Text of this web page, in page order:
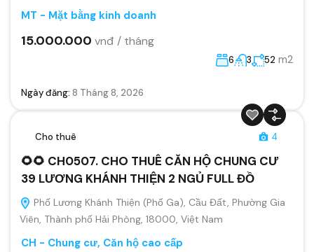
MT - Mặt bằng kinh doanh
15.000.000 vnđ / tháng
6 3 52 m2
Ngày đăng: 8 Tháng 8, 2026
Cho thuê 4
🌻🌻 CH0507. CHO THUÊ CĂN HỘ CHUNG CƯ
39 LƯƠNG KHÁNH THIỆN 2 NGỦ FULL ĐỒ
Phố Lương Khánh Thiện (Phố Ga), Cầu Đất, Phường Gia
Viên, Thành phố Hải Phòng, 18000, Việt Nam
CH - Chung cư, Căn hộ cao cấp